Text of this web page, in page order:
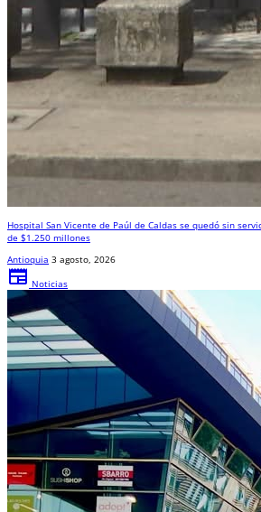
Hospital San Vicente de Paúl de Caldas se quedó sin
de $1.250 millones
Antioquia 3 agosto, 2026
newspaper Noticias